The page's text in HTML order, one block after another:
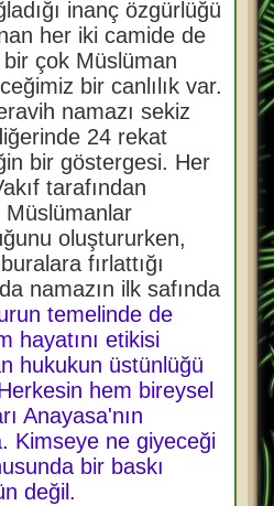
inanç özgürlüğü
her iki camide de
çok Müslüman
bir canlılık var.
namazı sekiz
24 rekat
bir göstergesi. Her
tarafından
Müslümanlar
oluştururken,
fırlattığı
namazın ilk safında
temelinde de
hayatını etikisi
hukukun üstünlüğü
hem bireysel
Anayasa'nın
Kimseye ne giyeceği
bir baskı
değil.